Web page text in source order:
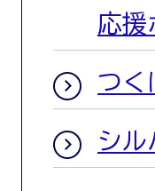
応援
つく
シル